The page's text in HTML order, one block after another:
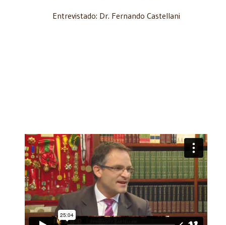
Entrevistado: Dr. Fernando Castellani